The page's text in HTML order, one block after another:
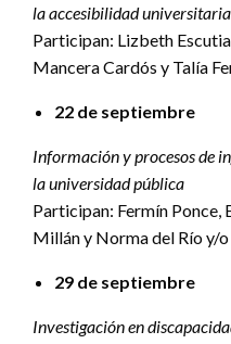
la accesibilidad
Participan: Lizbeth
Mancera Cardós y Talía
22 de septiembre
Información y procesos de
la universidad pública
Participan: Fermín Ponce,
Millán y Norma del Río y/
29 de septiembre
Investigación en